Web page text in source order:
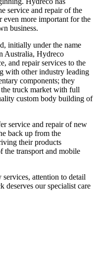
service and repair of the
even more important for the
business.
initially under the name
Australia, Hydreco
and repair services to the
with other industry leading
components; they
truck market with full
custom body building of
service and repair of new
back up from the
their products
the transport and mobile
attention to detail
deserves our specialist care